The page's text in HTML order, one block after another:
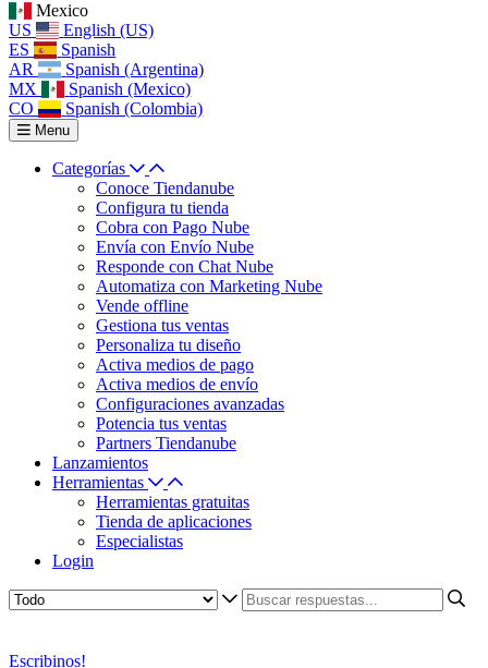
Mexico
US
English (US)
ES
Spanish
AR
Spanish (Argentina)
MX
Spanish (Mexico)
CO
Spanish (Colombia)
Menu
Categorías
Conoce Tiendanube
Configura tu tienda
Cobra con Pago Nube
Envía con Envío Nube
Responde con Chat Nube
Automatiza con Marketing Nube
Vende offline
Gestiona tus ventas
Personaliza tu diseño
Activa medios de pago
Activa medios de envío
Configuraciones avanzadas
Potencia tus ventas
Partners Tiendanube
Lanzamientos
Herramientas
Herramientas gratuitas
Tienda de aplicaciones
Especialistas
Login
Escribinos!